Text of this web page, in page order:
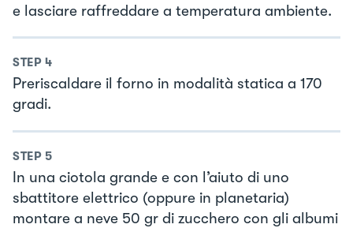
e lasciare raffreddare a temperatura ambiente.
STEP 4
Preriscaldare il forno in modalità statica a 170
gradi.
STEP 5
In una ciotola grande e con l’aiuto di uno
sbattitore elettrico (oppure in planetaria)
montare a neve 50 gr di zucchero con gli albumi